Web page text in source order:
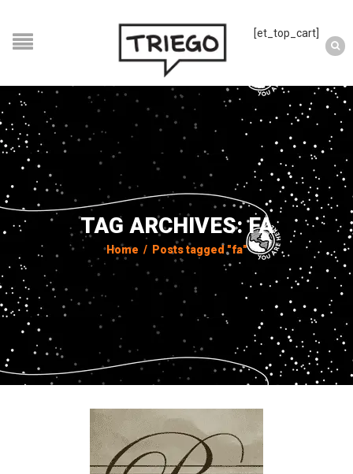
[et_top_cart]
TAG ARCHIVES: FA
Home / Posts tagged "fa"